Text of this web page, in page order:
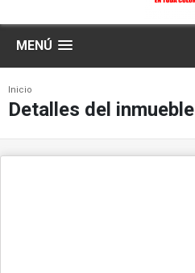
MENÚ
Inicio
Detalles del inmueble